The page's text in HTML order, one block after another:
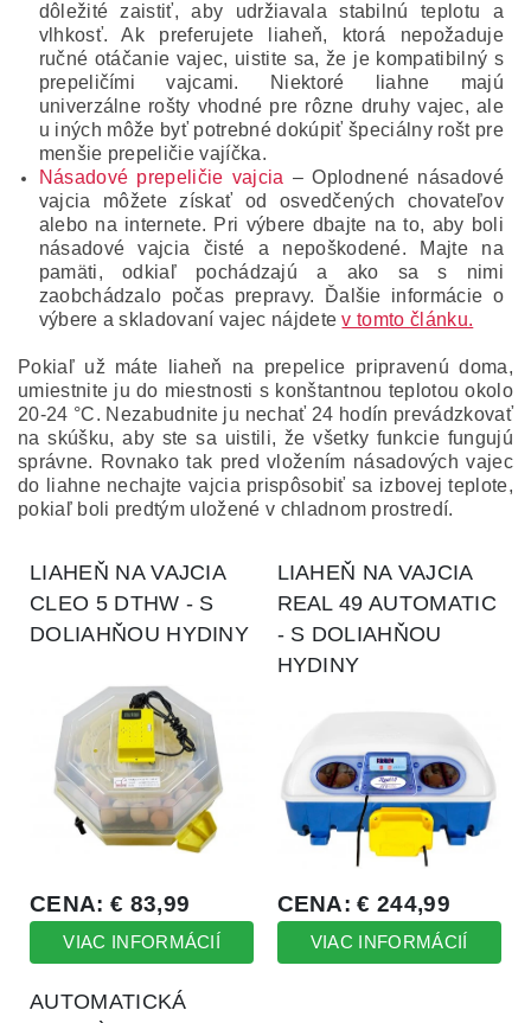
dôležité zaistiť, aby udržiavala stabilnú teplotu a
vlhkosť. Ak preferujete liaheň, ktorá nepožaduje
ručné otáčanie vajec, uistite sa, že je kompatibilný s
prepeličími vajcami. Niektoré liahne majú
univerzálne rošty vhodné pre rôzne druhy vajec, ale
u iných môže byť potrebné dokúpiť špeciálny rošt pre
menšie prepeličie vajíčka.
Násadové prepeličie vajcia – Oplodnené násadové
vajcia môžete získať od osvedčených chovateľov
alebo na internete. Pri výbere dbajte na to, aby boli
násadové vajcia čisté a nepoškodené. Majte na
pamäti, odkiaľ pochádzajú a ako sa s nimi
zaobchádzalo počas prepravy. Ďalšie informácie o
výbere a skladovaní vajec nájdetev tomto článku.
Pokiaľ už máte liaheň na prepelice pripravenú doma,
umiestnite ju do miestnosti s konštantnou teplotou okolo
20-24 °C. Nezabudnite ju nechať 24 hodín prevádzkovať
na skúšku, aby ste sa uistili, že všetky funkcie fungujú
správne. Rovnako tak pred vložením násadových vajec
do liahne nechajte vajcia prispôsobiť sa izbovej teplote,
pokiaľ boli predtým uložené v chladnom prostredí.